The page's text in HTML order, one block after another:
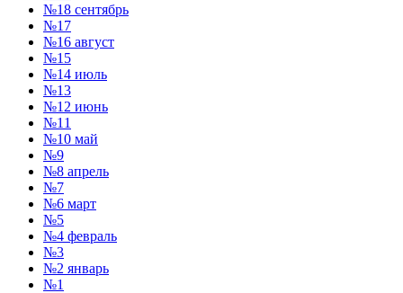
№18 сентябрь
№17
№16 август
№15
№14 июль
№13
№12 июнь
№11
№10 май
№9
№8 апрель
№7
№6 март
№5
№4 февраль
№3
№2 январь
№1